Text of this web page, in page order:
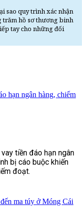
sao quy trình xác nhận
trăm hồ sơ thương binh
tay cho những đối
hạn ngân hàng, chiếm
tiền đáo hạn ngân
bị cáo buộc khiến
đoạt.
ma túy ở Móng Cái